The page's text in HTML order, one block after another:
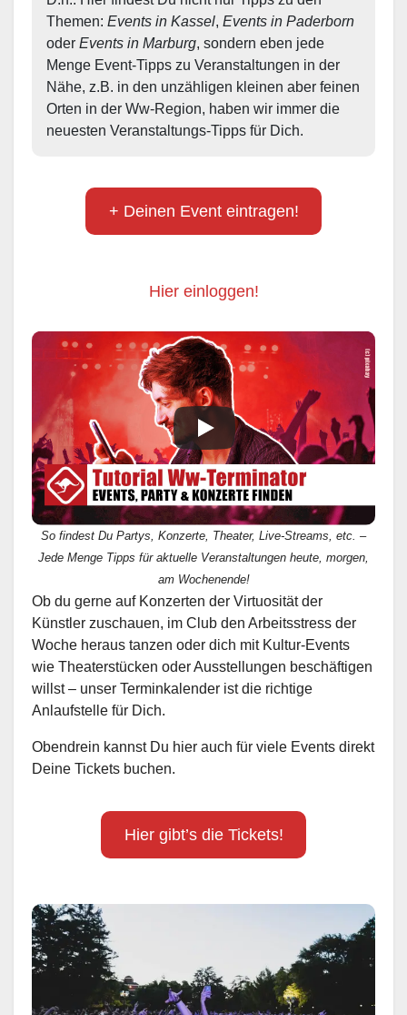
Themen: Events in Kassel, Events in Paderborn
oder Events in Marburg, sondern eben jede
Menge Event-Tipps zu Veranstaltungen in der
Nähe, z.B. in den unzähligen kleinen aber feinen
Orten in der Ww-Region, haben wir immer die
neuesten Veranstaltungs-Tipps für Dich.
+ Deinen Event eintragen!
Hier einloggen!
So findest Du Partys, Konzerte, Theater, Live-Streams, etc. –
Jede Menge Tipps für aktuelle Veranstaltungen heute, morgen,
am Wochenende!
Ob du gerne auf Konzerten der Virtuosität der
Künstler zuschauen, im Club den Arbeitsstress der
Woche heraus tanzen oder dich mit Kultur-Events
wie Theaterstücken oder Ausstellungen beschäftigen
willst – unser Terminkalender ist die richtige
Anlaufstelle für Dich.
Obendrein kannst Du hier auch für viele Events direkt
Deine Tickets buchen.
Hier gibt’s die Tickets!